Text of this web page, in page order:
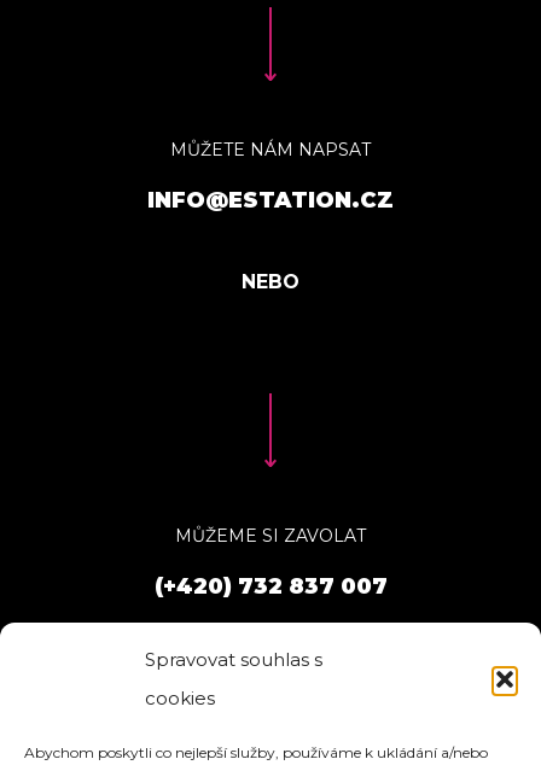
Spravovat souhlas s
cookies
Abychom poskytli co nejlepší služby, používáme k ukládání a/nebo
MŮŽETE NÁM NAPSAT
INFO@ESTATION.CZ
MŮŽEME SI ZAVOLAT
(+420) 732 837 007